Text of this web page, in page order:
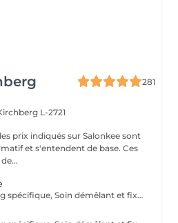
281
L-2721
prix indiqués sur Salonkee sont
et s'entendent de base. Ces
Diagnostique, Shampooing spécifique, Soin démêlant et fixation inclus. Veuillez prendre note que les prix indiqués sur Salonkee sont communiqués à titre informatif et s'entendent de base. Ces derniers sont susceptibles de varier selon le diagnostic réalisé à votre arrivée au salon et l'expertise du professionnel à qui vous confiez votre beauté. Dans tous les cas, un devis précis vous sera proposé et toutes réalisations de prestations seront effectuées avec votre accord.